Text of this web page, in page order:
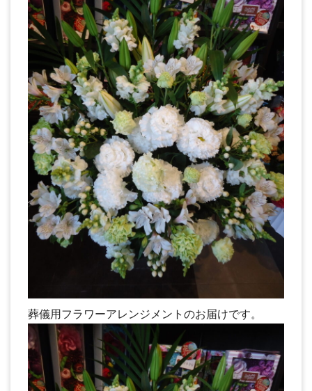
葬儀用フラワーアレンジメントのお届けです。